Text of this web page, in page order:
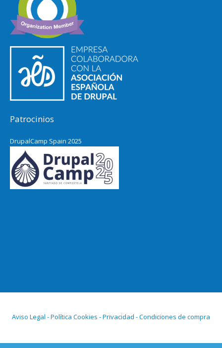
Patrocinios
DrupalCamp Spain 2025
Aviso Legal - Política Cookies - Privacidad - Condiciones de compra